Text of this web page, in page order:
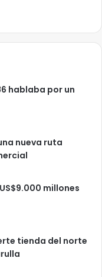
hablaba por un
nueva ruta
millones
tienda del norte